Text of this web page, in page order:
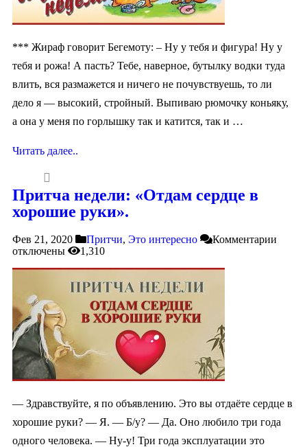
*** Жираф говорит Бегемоту: – Ну у тебя и фигура! Ну у
тебя и рожа! А пасть? Тебе, наверное, бутылку водки туда
влить, вся размажется и ничего не почувствуешь, то ли
дело я — высокий, стройный. Выпиваю рюмочку коньяку,
а она у меня по горлышку так и катится, так и …
Читать далее..
Притча недели: «Отдам сердце в
хорошие руки».
Фев 21, 2020 Притчи, Это интересно
Комментарии
отключены
1,310
— Здравствуйте, я по объявлению. Это вы отдаёте сердце в
хорошие руки? — Я. — Б/у? — Да. Оно любило три года
одного человека. — Ну-у! Три года эксплуатации это